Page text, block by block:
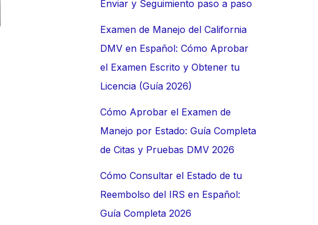
Enviar y Seguimiento paso a paso
Examen de Manejo del California
DMV en Español: Cómo Aprobar
el Examen Escrito y Obtener tu
Licencia (Guía 2026)
Cómo Aprobar el Examen de
Manejo por Estado: Guía Completa
de Citas y Pruebas DMV 2026
Cómo Consultar el Estado de tu
Reembolso del IRS en Español:
Guía Completa 2026